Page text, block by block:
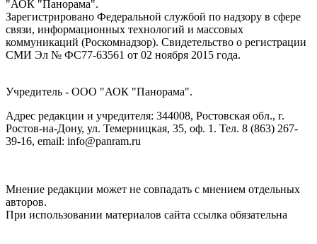
"АОК "Панорама".
Зарегистрировано Федеральной службой по надзору в сфере
связи, информационных технологий и массовых
коммуникаций (Роскомнадзор). Cвидетельство о регистрации
СМИ Эл № ФС77-63561 от 02 ноября 2015 года.
Учредитель - ООО "АОК "Панорама".
Адрес редакции и учредителя: 344008, Ростовская обл., г.
Ростов-на-Дону, ул. Темерницкая, 35, оф. 1. Тел. 8 (863) 267-
39-16, email: info@panram.ru
Мнение редакции может не совпадать с мнением отдельных
авторов.
При использовании материалов сайта ссылка обязательна